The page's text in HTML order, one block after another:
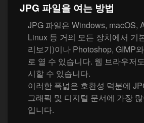
JPG 파일을 여는 방법
JPG 파일은 Windows, macOS,
Linux 등 거의 모든 장치에서 기
리보기)이나 Photoshop, GIMP
로 열 수 있습니다. 웹 브라우저
시할 수 있습니다.
이러한 폭넓은 호환성 덕분에
그래픽 및 디지털 문서에 가장
입니다.